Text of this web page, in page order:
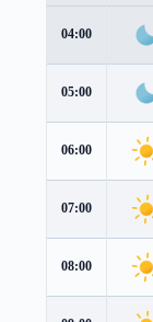
04:00
05:00
06:00
07:00
08:00